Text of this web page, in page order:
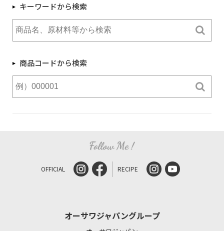
キーワードから検索
商品コードから検索
OFFICIAL RECIPE
オーサワジャパングループ